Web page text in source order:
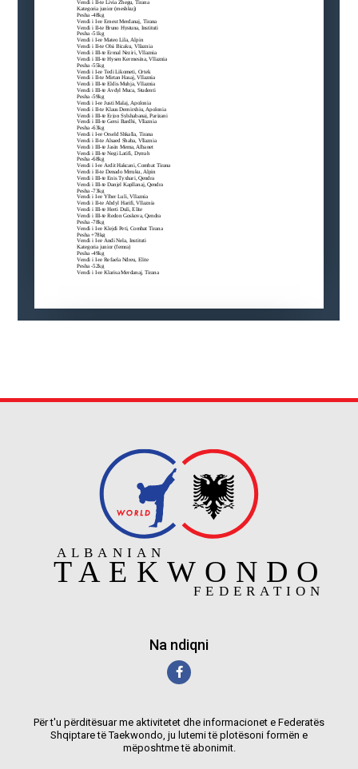
Na ndiqni
Për t'u përditësuar me aktivitetet dhe informacionet e Federatës
Shqiptare të Taekwondo, ju lutemi të plotësoni formën e
mëposhtme të abonimit.